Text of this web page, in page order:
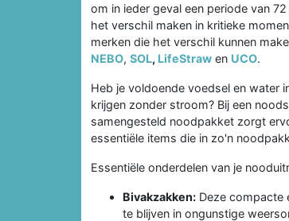
om in ieder geval een periode van
het verschil maken in kritieke
merken die het verschil kunnen
NEBO, SOL, LifeStraw en UCO.
Heb je voldoende voedsel en water
krijgen zonder stroom? Bij een
samengesteld noodpakket zorgt
essentiële items die in zo'n
Essentiële onderdelen van je
Bivakzakken: Deze compacte
te blijven in ongunstige